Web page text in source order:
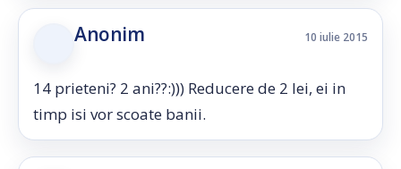
Anonim 10 iulie 2015
14 prieteni? 2 ani??:))) Reducere de 2 lei, ei in
timp isi vor scoate banii.